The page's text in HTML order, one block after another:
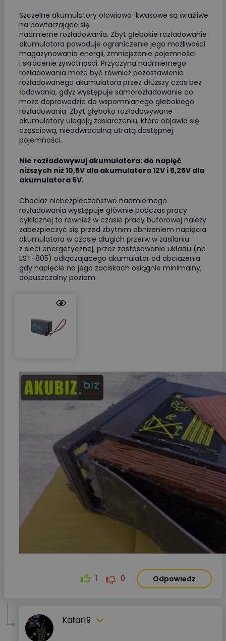
Szczelne akumulatory ołowiowo-kwasowe są wrażliwe
na powtarzające się
nadmierne rozładowania. Zbyt głebokie rozładowanie
akumulatora powoduje ograniczenie jego możliwości
magazynowania energii, zmniejszenie pojemności
i skrócenie żywotności. Przyczyną nadmiernego
rozładowania może być również pozostawienie
rozładowanego akumulatora przez dłuższy czas bez
ładowania, gdyż występuje samorozładowanie co
może doprowadzic do wspomnianego głebokiego
rozładowania. Zbyt głęboko rozładowywane
akumulatory ulegają zasiarczeniu, które objawia się
częściową, nieodwracalną utratą dostępnej
pojemności.
Nie rozładowywuj akumulatora: do napięć
niższych niż 10,5V dla akumulatora 12V i 5,25V dla
akumulatora 6V.
Chociaż niebezpieczeństwo nadmiernego
rozładowania występuje głównie podczas pracy
cyklicznej to również w czasie pracy buforowej należy
zabezpieczyć się przed zbytnim obniżeniem napięcia
akumulatora w czasie długich przerw w zasilaniu
z sieci energetycznej, przez zastosowanie układu (np
EST-805) odłączającego akumulator od obciążenia
gdy napięcie na jego zaciskach osiągnie minimalny,
dopuszczalny poziom.
1 0 Odpowiedz
Kafar19